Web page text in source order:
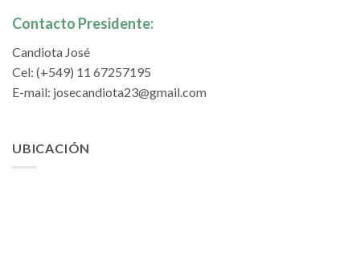
Contacto Presidente:
Candiota José
Cel: (+549) 11 67257195
E-mail: josecandiota23@gmail.com
UBICACIÓN